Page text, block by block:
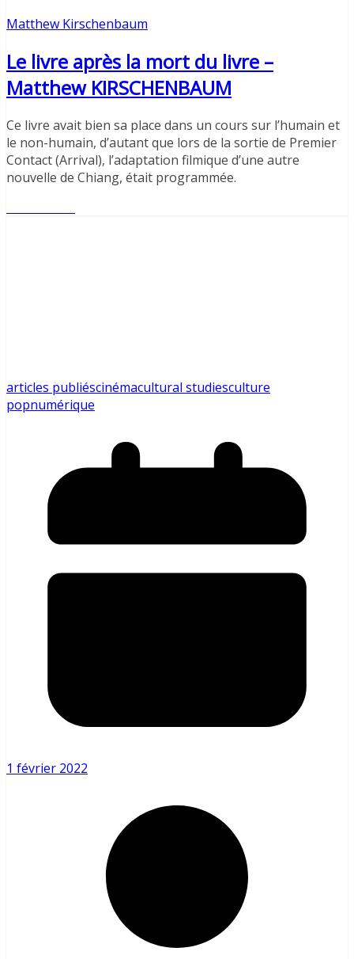
Matthew Kirschenbaum
Le livre après la mort du livre –
Matthew KIRSCHENBAUM
Ce livre avait bien sa place dans un cours sur l’humain et
le non-humain, d’autant que lors de la sortie de Premier
Contact (Arrival), l’adaptation filmique d’une autre
nouvelle de Chiang, était programmée.
articles publiéscinémacultural studiesculture
popnumérique
1 février 2022